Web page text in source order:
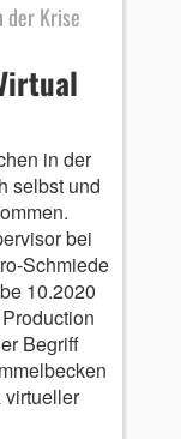
der Krise
in der
selbst und
bei
Schmiede
10.2020
Begriff
virtueller